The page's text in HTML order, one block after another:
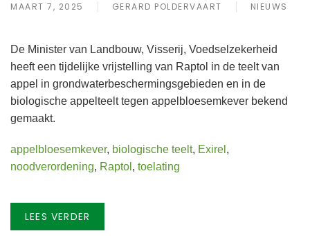
MAART 7, 2025 GERARD POLDERVAART NIEUWS
De Minister van Landbouw, Visserij, Voedselzekerheid
heeft een tijdelijke vrijstelling van Raptol in de teelt van
appel in grondwaterbeschermingsgebieden en in de
biologische appelteelt tegen appelbloesemkever bekend
gemaakt.
appelbloesemkever, biologische teelt, Exirel ,
noodverordening, Raptol , toelating
LEES VERDER